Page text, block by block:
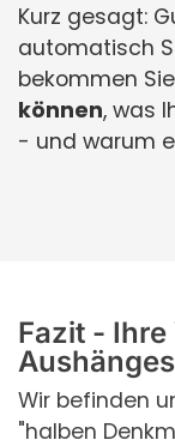
Kurz gesagt:
automatisch
bekommen
können, was
- und warum
Fazit - Ihre
Wir befinden
"halben